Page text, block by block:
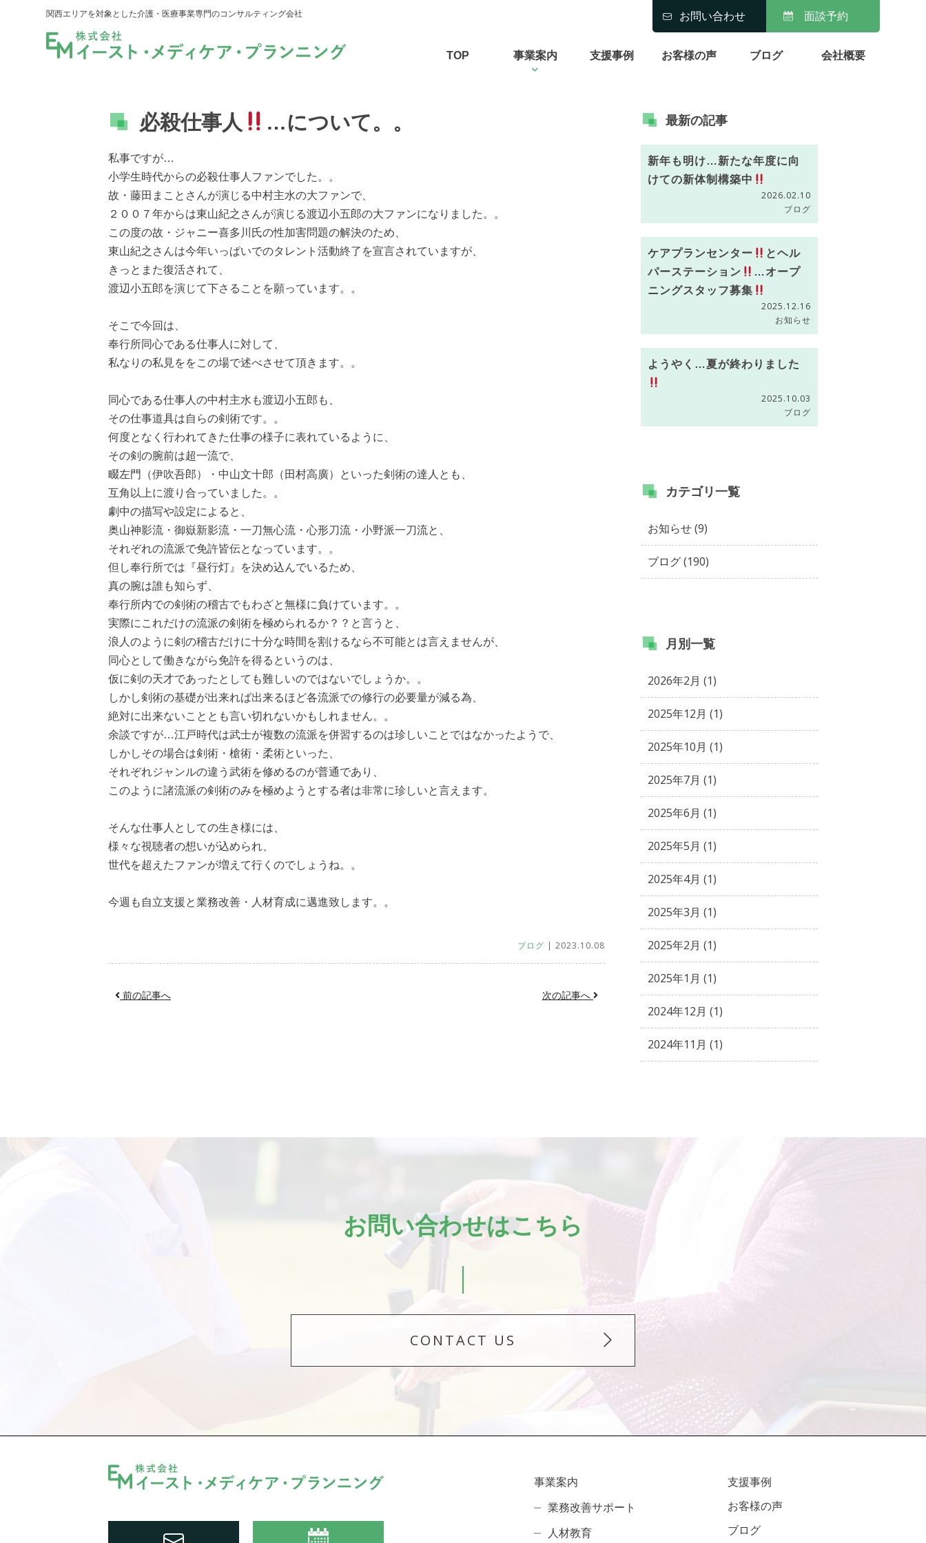
関西エリアを対象とした介護・医療事業専門のコンサルティング会社 お問い合わせ 面談予約
TOP 事業案内 支援事例 お客様の声 ブログ 会社概要
必殺仕事人 …について。。
私事ですが…
小学生時代からの必殺仕事人ファンでした。。
故・藤田まことさんが演じる中村主水の大ファンで、
２００７年からは東山紀之さんが演じる渡辺小五郎の大ファンになりました。。
この度の故・ジャニー喜多川氏の性加害問題の解決のため、
東山紀之さんは今年いっぱいでのタレント活動終了を宣言されていますが、
きっとまた復活されて、
渡辺小五郎を演じて下さることを願っています。。
そこで今回は、
奉行所同心である仕事人に対して、
私なりの私見ををこの場で述べさせて頂きます。。
同心である仕事人の中村主水も渡辺小五郎も、
その仕事道具は自らの剣術です。。
何度となく行われてきた仕事の様子に表れているように、
その剣の腕前は超一流で、
畷左門（伊吹吾郎）・中山文十郎（田村高廣）といった剣術の達人とも、
互角以上に渡り合っていました。。
劇中の描写や設定によると、
奥山神影流・御嶽新影流・一刀無心流・心形刀流・小野派一刀流と、
それぞれの流派で免許皆伝となっています。。
但し奉行所では『昼行灯』を決め込んでいるため、
真の腕は誰も知らず、
奉行所内での剣術の稽古でもわざと無様に負けています。。
実際にこれだけの流派の剣術を極められるか？？と言うと、
浪人のように剣の稽古だけに十分な時間を割けるなら不可能とは言えませんが、
同心として働きながら免許を得るというのは、
仮に剣の天才であったとしても難しいのではないでしょうか。。
しかし剣術の基礎が出来れば出来るほど各流派での修行の必要量が減る為、
絶対に出来ないこととも言い切れないかもしれません。。
余談ですが…江戸時代は武士が複数の流派を併習するのは珍しいことではなかったようで、
しかしその場合は剣術・槍術・柔術といった、
それぞれジャンルの違う武術を修めるのが普通であり、
このように諸流派の剣術のみを極めようとする者は非常に珍しいと言えます。
そんな仕事人としての生き様には、
様々な視聴者の想いが込められ、
世代を超えたファンが増えて行くのでしょうね。。
今週も自立支援と業務改善・人材育成に邁進致します。。
ブログ | 2023.10.08
前の記事へ 次の記事へ
最新の記事
新年も明け…新たな年度に向
けての新体制構築中
2026.02.10
ブログ
ケアプランセンター
とヘル
パーステーション
…オープ
ニングスタッフ募集
2025.12.16
お知らせ
ようやく…夏が終わりました
2025.10.03
ブログ
カテゴリ 一覧
お知らせ (9)
ブログ (190)
月別 一覧
2026年2月 (1)
2025年12月 (1)
2025年10月 (1)
2025年7月 (1)
2025年6月 (1)
2025年5月 (1)
2025年4月 (1)
2025年3月 (1)
2025年2月 (1)
2025年1月 (1)
2024年12月 (1)
2024年11月 (1)
お問い合わせはこちら
CONTACT US
事業案内
業務改善サポート
人材教育
支援事例
お客様の声
ブログ